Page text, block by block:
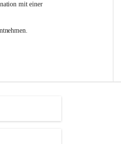
mit einer